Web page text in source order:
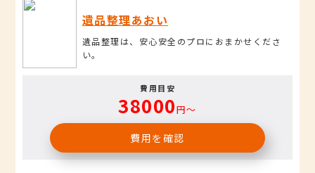
遺品整理あおい
遺品整理は、安心安全のプロにおまかせくださ
い。
費用目安
38000円〜
費用を確認